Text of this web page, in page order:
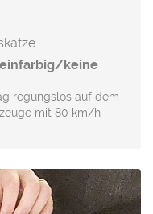
einfarbig/keine
regungslos auf dem
mit 80 km/h